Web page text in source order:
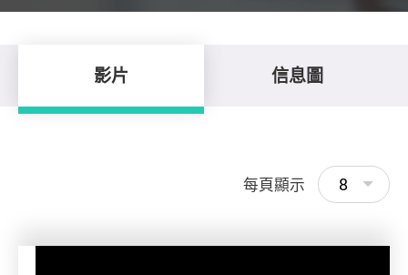
影片 信息圖
每頁顯示 8